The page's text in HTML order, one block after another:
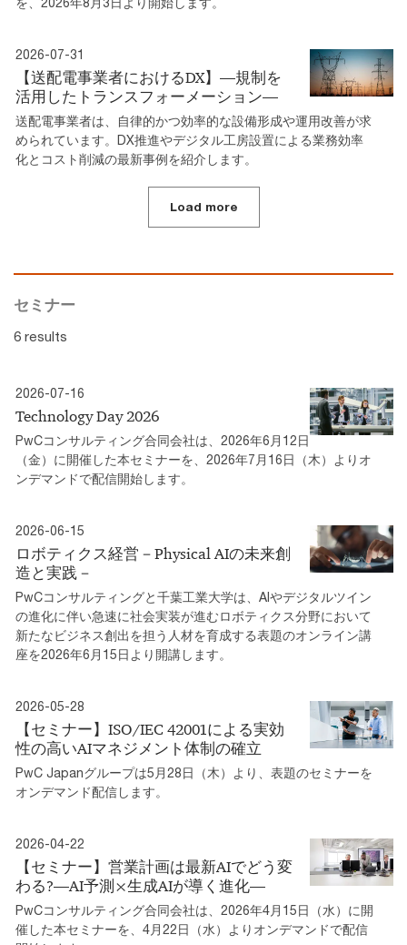
2026-07-31
【送配電事業者におけるDX】―規制を
活⽤したトランスフォーメーション―
送配電事業者は、⾃律的かつ効率的な設備形成や運⽤改善が求
められています。DX推進やデジタル工房設置による業務効率
化とコスト削減の最新事例を紹介します。
Load more
セミナー
6 results
2026-07-16
Technology Day 2026
PwCコンサルティング合同会社は、2026年6月12日
（金）に開催した本セミナーを、2026年7月16日（木）よりオ
ンデマンドで配信開始します。
2026-06-15
ロボティクス経営－Physical AIの未来創
造と実践－
PwCコンサルティングと千葉工業大学は、AIやデジタルツイン
の進化に伴い急速に社会実装が進むロボティクス分野において
新たなビジネス創出を担う人材を育成する表題のオンライン講
座を2026年6月15日より開講します。
2026-05-28
【セミナー】ISO/IEC 42001による実効
性の高いAIマネジメント体制の確立
PwC Japanグループは5月28日（木）より、表題のセミナーを
オンデマンド配信します。
2026-04-22
【セミナー】営業計画は最新AIでどう変
わる?―AI予測×生成AIが導く進化―
PwCコンサルティング合同会社は、2026年4月15日（水）に開
催した本セミナーを、4月22日（水）よりオンデマンドで配信